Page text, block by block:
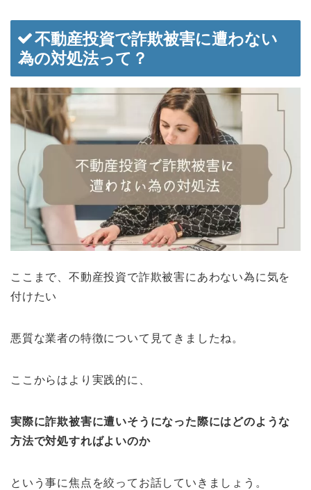
不動産投資で詐欺被害に遭わない
為の対処法って？
ここまで、不動産投資で詐欺被害にあわない為に気を
付けたい
悪質な業者の特徴について見てきましたね。
ここからはより実践的に、
実際に詐欺被害に遭いそうになった際にはどのような
方法で対処すればよいのか
という事に焦点を絞ってお話していきましょう。